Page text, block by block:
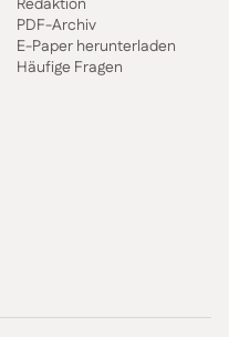
PDF-Archiv
E-Paper herunterladen
Häufige Fragen